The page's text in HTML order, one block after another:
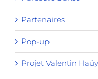
Partenaires
Pop-up
Projet Valentin Haüy